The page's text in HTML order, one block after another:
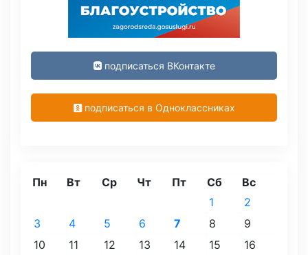
подписаться ВКонтакте
подписаться в Одноклассниках
Пн Вт Ср Чт Пт Сб Вс
1
2
3
4 5 6 7 8
9
10
11 12 13 14 15
16